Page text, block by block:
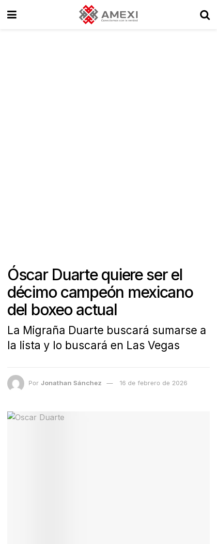
Óscar Duarte quiere ser el
décimo campeón mexicano
del boxeo actual
La Migraña Duarte buscará sumarse a
la lista y lo buscará en Las Vegas
Por Jonathan Sánchez 16 de febrero de 2026